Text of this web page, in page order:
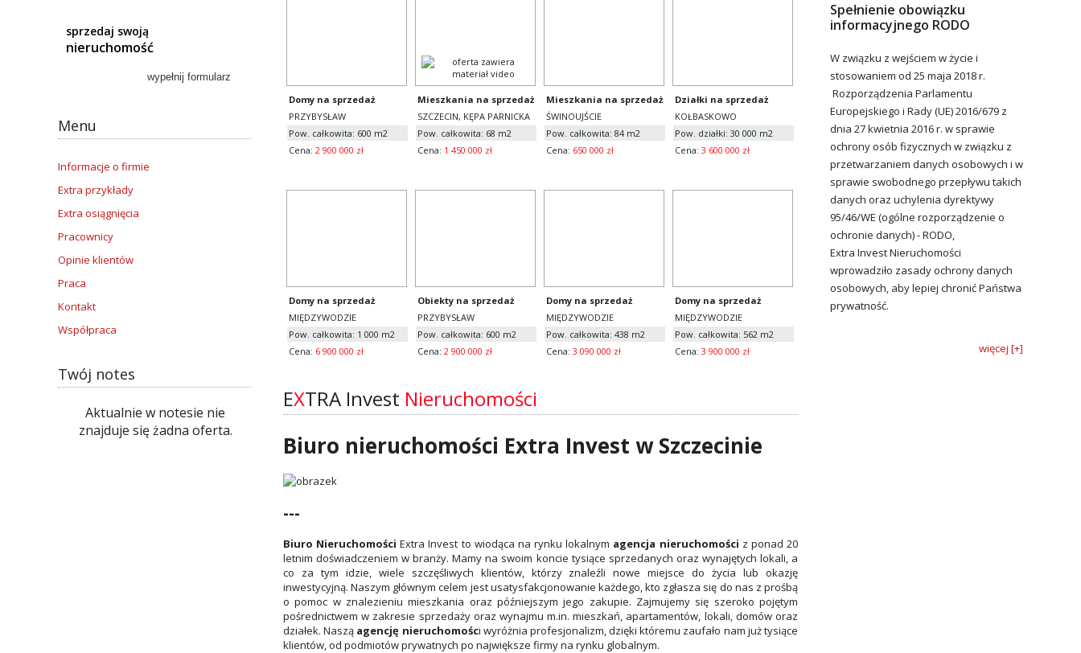
sprzedaj swoją
nieruchomość
Menu
Informacje o firmie
Extra przykłady
Extra osiągnięcia
Pracownicy
Opinie klientów
Praca
Kontakt
Współpraca
Twój notes
Aktualnie w notesie nie
znajduje się żadna oferta.
Domy na sprzedaż
PRZYBYSŁAW
Pow. całkowita: 600 m2
Cena: 2 900 000 zł
Mieszkania na sprzedaż
SZCZECIN, KĘPA PARNICKA
Pow. całkowita: 68 m2
Cena: 1 450 000 zł
Mieszkania na sprzedaż
ŚWINOUJŚCIE
Pow. całkowita: 84 m2
Cena: 650 000 zł
Działki na sprzedaż
KOŁBASKOWO
Pow. działki: 30 000 m2
Cena: 3 600 000 zł
Domy na sprzedaż
MIĘDZYWODZIE
Pow. całkowita: 1 000 m2
Cena: 6 900 000 zł
Obiekty na sprzedaż
PRZYBYSŁAW
Pow. całkowita: 600 m2
Cena: 2 900 000 zł
Domy na sprzedaż
MIĘDZYWODZIE
Pow. całkowita: 438 m2
Cena: 3 090 000 zł
Domy na sprzedaż
MIĘDZYWODZIE
Pow. całkowita: 562 m2
Cena: 3 900 000 zł
EXTRA Invest Nieruchomości
Biuro nieruchomości Extra Invest w Szczecinie
---
Biuro Nieruchomości Extra Invest to wiodąca na rynku lokalnym agencja nieruchomości z ponad 20
letnim doświadczeniem w branży. Mamy na swoim koncie tysiące sprzedanych oraz wynajętych lokali, a
co za tym idzie, wiele szczęśliwych klientów, którzy znaleźli nowe miejsce do życia lub okazję
inwestycyjną. Naszym głównym celem jest usatysfakcjonowanie każdego, kto zgłasza się do nas z prośbą
o pomoc w znalezieniu mieszkania oraz późniejszym jego zakupie. Zajmujemy się szeroko pojętym
pośrednictwem w zakresie sprzedaży oraz wynajmu m.in. mieszkań, apartamentów, lokali, domów oraz
działek. Naszą agencję nieruchomości wyróżnia profesjonalizm, dzięki któremu zaufało nam już tysiące
klientów, od podmiotów prywatnych po największe firmy na rynku globalnym.
Spełnienie obowiązku
informacyjnego RODO
W związku z wejściem w życie i
stosowaniem od 25 maja 2018 r.
Rozporządzenia Parlamentu
Europejskiego i Rady (UE) 2016/679 z
dnia 27 kwietnia 2016 r. w sprawie
ochrony osób fizycznych w związku z
przetwarzaniem danych osobowych i w
sprawie swobodnego przepływu takich
danych oraz uchylenia dyrektywy
95/46/WE (ogólne rozporządzenie o
ochronie danych) - RODO,
Extra Invest Nieruchomości
wprowadziło zasady ochrony danych
osobowych, aby lepiej chronić Państwa
prywatność.
więcej [+]